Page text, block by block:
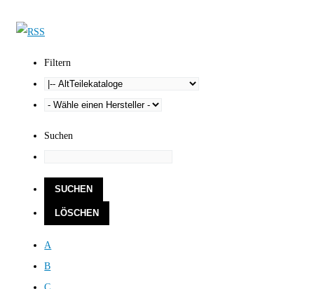
Filtern
Suchen
A
B